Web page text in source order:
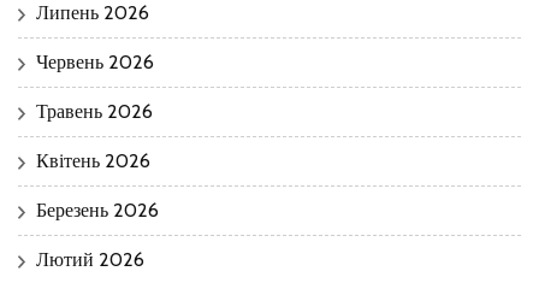
Липень 2026
Червень 2026
Травень 2026
Квітень 2026
Березень 2026
Лютий 2026